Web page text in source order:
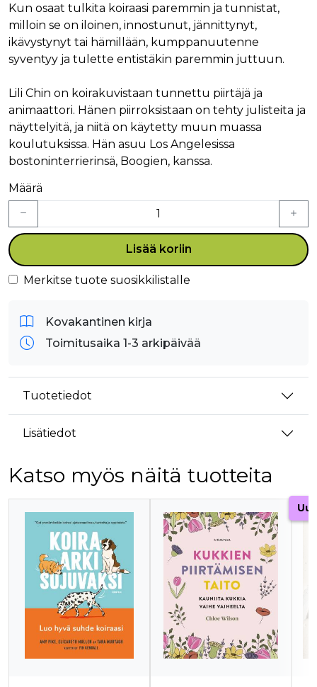
Kun osaat tulkita koiraasi paremmin ja tunnistat,
milloin se on iloinen, innostunut, jännittynyt,
ikävystynyt tai hämillään, kumppanuutenne
syventyy ja tulette entistäkin paremmin juttuun.
Lili Chin on koirakuvistaan tunnettu piirtäjä ja
animaattori. Hänen piirroksistaan on tehty julisteita ja
näyttelyitä, ja niitä on käytetty muun muassa
koulutuksissa. Hän asuu Los Angelesissa
bostoninterrierinsä, Boogien, kanssa.
Määrä
Lisää koriin
Merkitse tuote suosikkilistalle
Kovakantinen kirja
Toimitusaika 1-3 arkipäivää
Tuotetiedot
Lisätiedot
Katso myös näitä tuotteita
Tuoteluettelon alku